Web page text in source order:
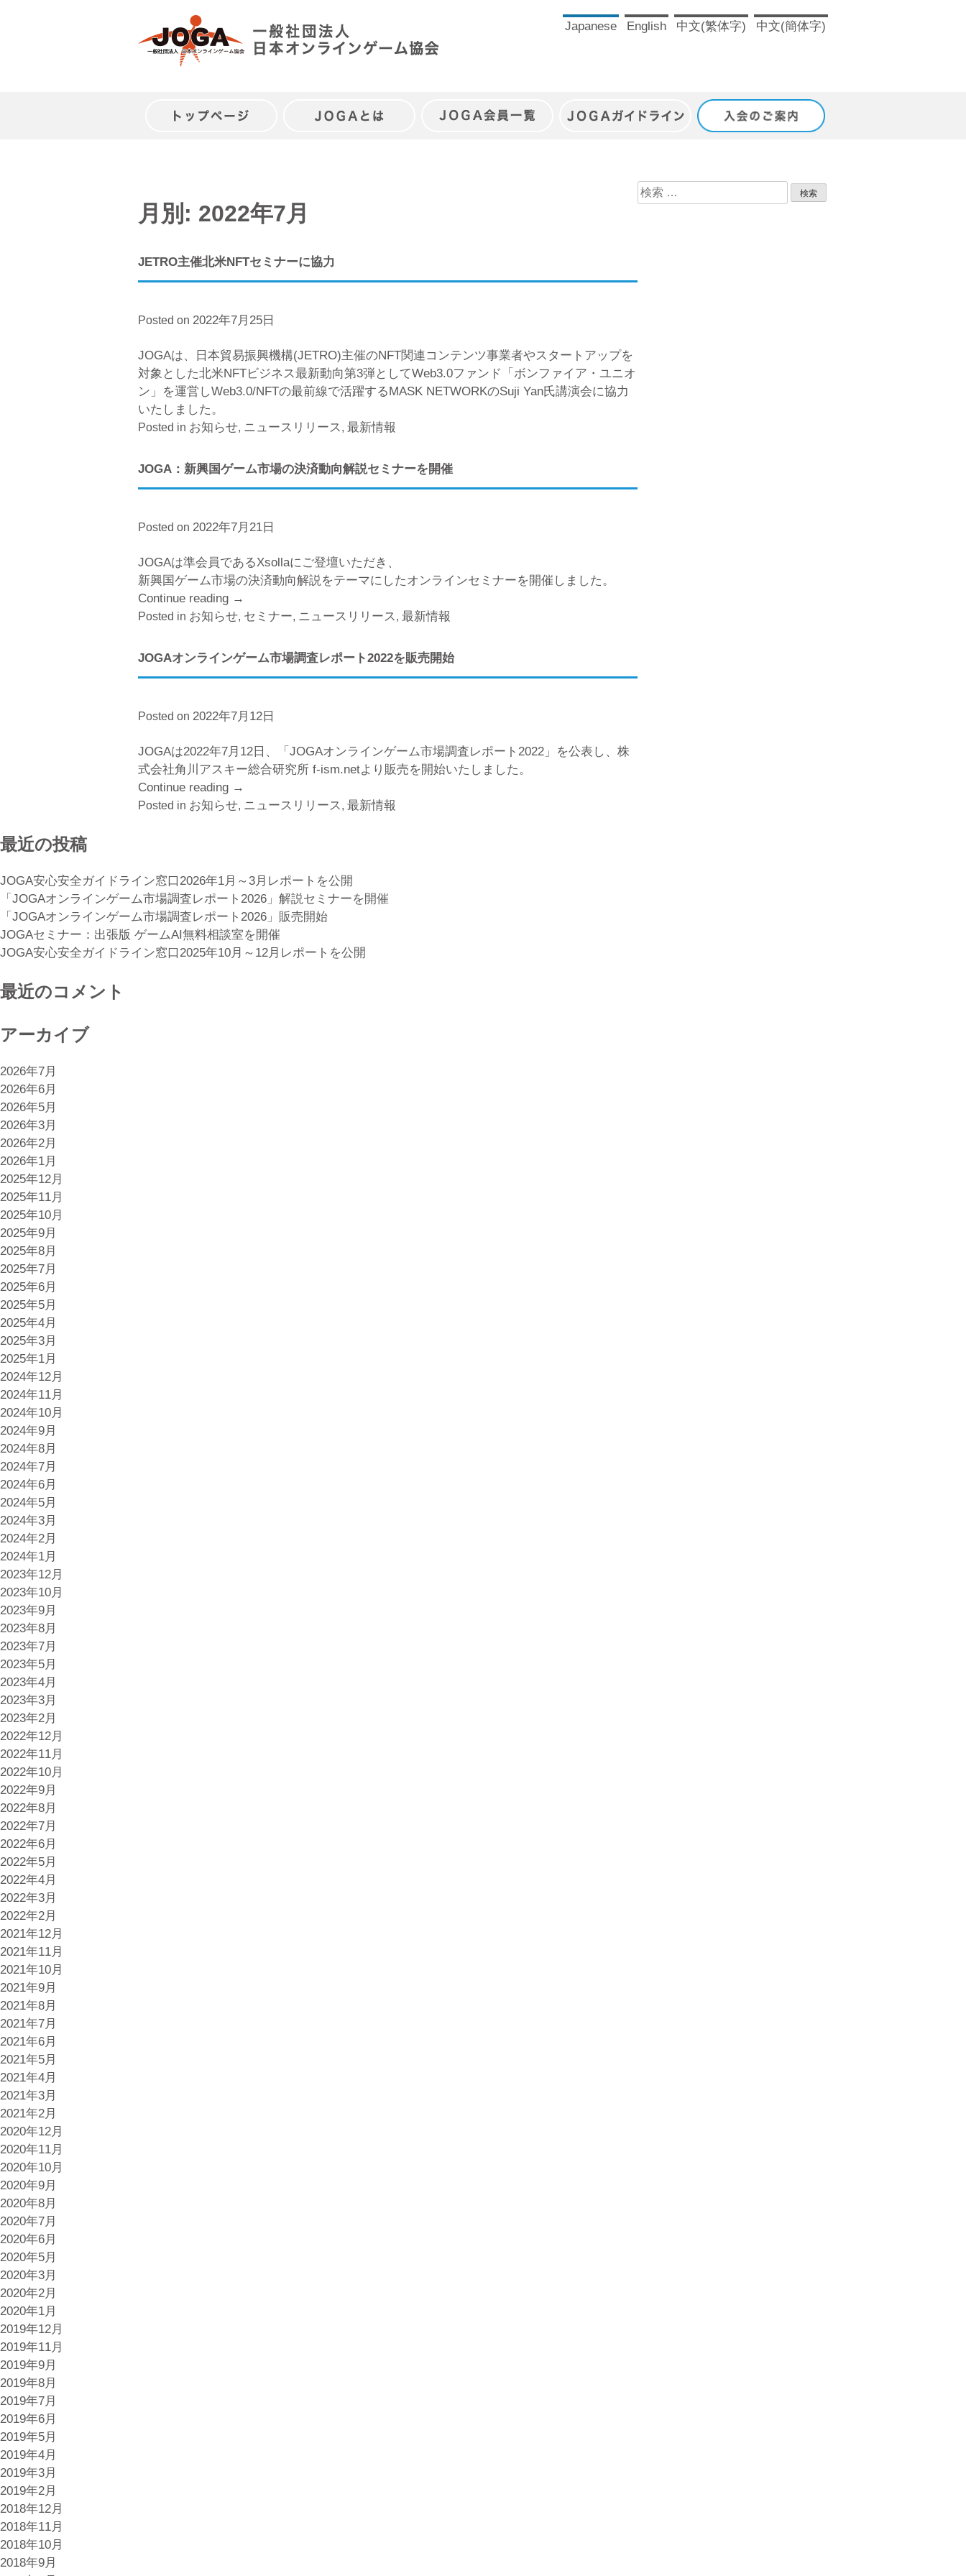
Japanese English 中文(繁体字) 中文(簡体字)
トップページ JOGAとは JOGA会員一覧 JOGAガイドライン 入会のご案内
月別: 2022年7月
JETRO主催北米NFTセミナーに協力
Posted on 2022年7月25日
JOGAは、日本貿易振興機構(JETRO)主催のNFT関連コンテンツ事業者やスタートアップを
対象とした北米NFTビジネス最新動向第3弾としてWeb3.0ファンド「ボンファイア・ユニオ
ン」を運営しWeb3.0/NFTの最前線で活躍するMASK NETWORKのSuji Yan氏講演会に協力
いたしました。
Posted in お知らせ, ニュースリリース , 最新情報
JOGA：新興国ゲーム市場の決済動向解説セミナーを開催
Posted on 2022年7月21日
JOGAは準会員であるXsollaにご登壇いただき、
新興国ゲーム市場の決済動向解説をテーマにしたオンラインセミナーを開催しました。
Continue reading “JOGA：
新
国
市
の
済
動
セ
ミ
ナ
ー
を
→
Posted in お知らせ, セミナー, ニュースリリース , 最新情報
JOGAオンラインゲーム市場調査レポート2022を販売開始
Posted on 2022年7月12日
JOGAは2022年7月12日、「JOGAオンラインゲーム市場調査レポート2022」を公表し、株
式会社角川アスキー総合研究所 f-ism.netより販売を開始いたしました。
Continue reading “JOGA
オ
ン
ゲ
ー
ム
市
→
Posted in お知らせ, ニュースリリース , 最新情報
検
索:
最近の投稿
JOGA安心安全ガイドライン窓口2026年1月～3月レポートを公開
「JOGAオンラインゲーム市場調査レポート2026」解説セミナーを開催
「JOGAオンラインゲーム市場調査レポート2026」販売開始
JOGAセミナー：出張版 ゲームAI無料相談室を開催
JOGA安心安全ガイドライン窓口2025年10月～12月レポートを公開
最近のコメント
アーカイブ
2026年7月
2026年6月
2026年5月
2026年3月
2026年2月
2026年1月
2025年12月
2025年11月
2025年10月
2025年9月
2025年8月
2025年7月
2025年6月
2025年5月
2025年4月
2025年3月
2025年1月
2024年12月
2024年11月
2024年10月
2024年9月
2024年8月
2024年7月
2024年6月
2024年5月
2024年3月
2024年2月
2024年1月
2023年12月
2023年10月
2023年9月
2023年8月
2023年7月
2023年5月
2023年4月
2023年3月
2023年2月
2022年12月
2022年11月
2022年10月
2022年9月
2022年8月
2022年7月
2022年6月
2022年5月
2022年4月
2022年3月
2022年2月
2021年12月
2021年11月
2021年10月
2021年9月
2021年8月
2021年7月
2021年6月
2021年5月
2021年4月
2021年3月
2021年2月
2020年12月
2020年11月
2020年10月
2020年9月
2020年8月
2020年7月
2020年6月
2020年5月
2020年3月
2020年2月
2020年1月
2019年12月
2019年11月
2019年9月
2019年8月
2019年7月
2019年6月
2019年5月
2019年4月
2019年3月
2019年2月
2018年12月
2018年11月
2018年10月
2018年9月